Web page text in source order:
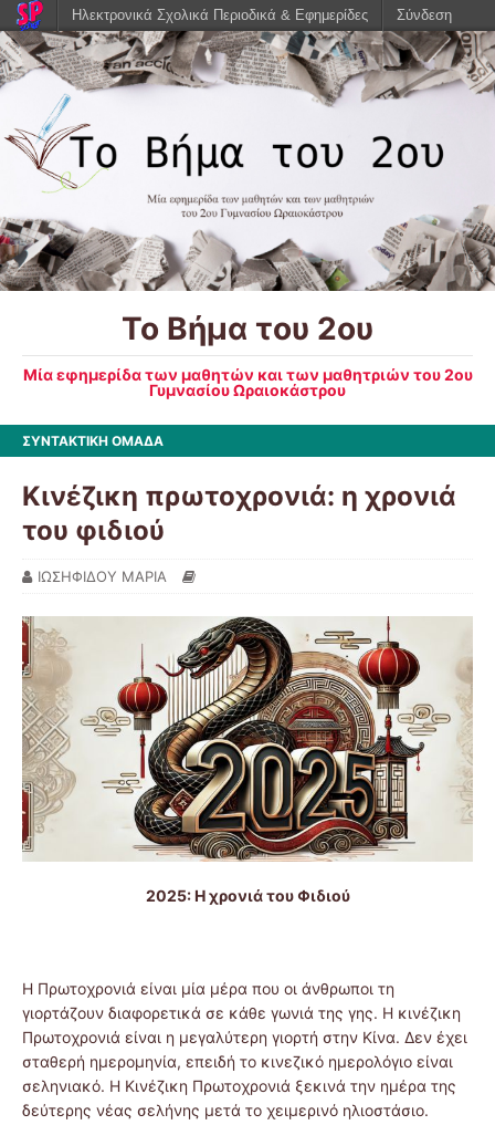
Το Βήμα του 2ου
Μία εφημερίδα των μαθητών και των μαθητριών του 2ου
Γυμνασίου Ωραιοκάστρου
ΣΥΝΤΑΚΤΙΚΗ ΟΜΑΔΑ
Κινέζικη πρωτοχρονιά: η χρονιά
του φιδιού
ΙΩΣΗΦΙΔΟΥ ΜΑΡΙΑ
2025: Η χρονιά του Φιδιού
Η Πρωτοχρονιά είναι μία μέρα που οι άνθρωποι τη
γιορτάζουν διαφορετικά σε κάθε γωνιά της γης. Η κινέζικη
Πρωτοχρονιά είναι η μεγαλύτερη γιορτή στην Κίνα. Δεν έχει
σταθερή ημερομηνία, επειδή το κινεζικό ημερολόγιο είναι
σεληνιακό. Η Κινέζικη Πρωτοχρονιά ξεκινά την ημέρα της
δεύτερης νέας σελήνης μετά το χειμερινό ηλιοστάσιο.
Ηλεκτρονικά Σχολικά Περιοδικά & Εφημερίδες Σύνδεση